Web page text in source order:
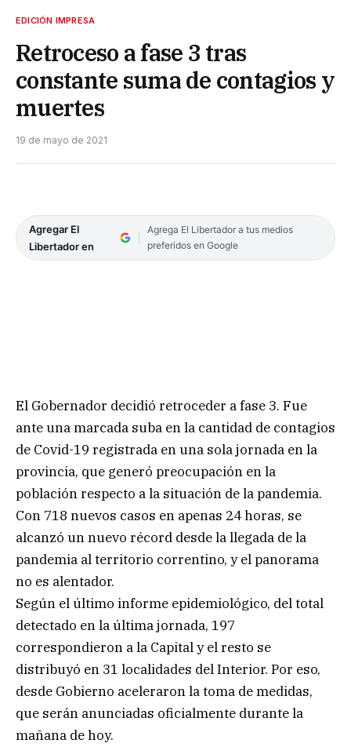
EDICIÓN IMPRESA
Retroceso a fase 3 tras
constante suma de contagios y
muertes
19 de mayo de 2021
Agregar El
Libertador en
Agrega El Libertador a tus medios
preferidos en Google
El Gobernador decidió retroceder a fase 3. Fue
ante una marcada suba en la cantidad de contagios
de Covid-19 registrada en una sola jornada en la
provincia, que generó preocupación en la
población respecto a la situación de la pandemia.
Con 718 nuevos casos en apenas 24 horas, se
alcanzó un nuevo récord desde la llegada de la
pandemia al territorio correntino, y el panorama
no es alentador.
Según el último informe epidemiológico, del total
detectado en la última jornada, 197
correspondieron a la Capital y el resto se
distribuyó en 31 localidades del Interior. Por eso,
desde Gobierno aceleraron la toma de medidas,
que serán anunciadas oficialmente durante la
mañana de hoy.